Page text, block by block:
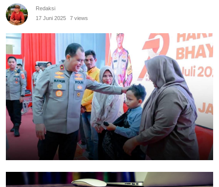
Redaksi
17 Juni 2025
7 views